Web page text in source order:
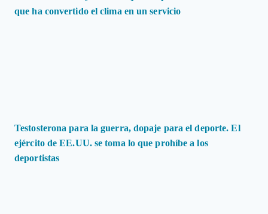
que ha convertido el clima en un servicio
Testosterona para la guerra, dopaje para el deporte. El
ejército de EE.UU. se toma lo que prohíbe a los
deportistas